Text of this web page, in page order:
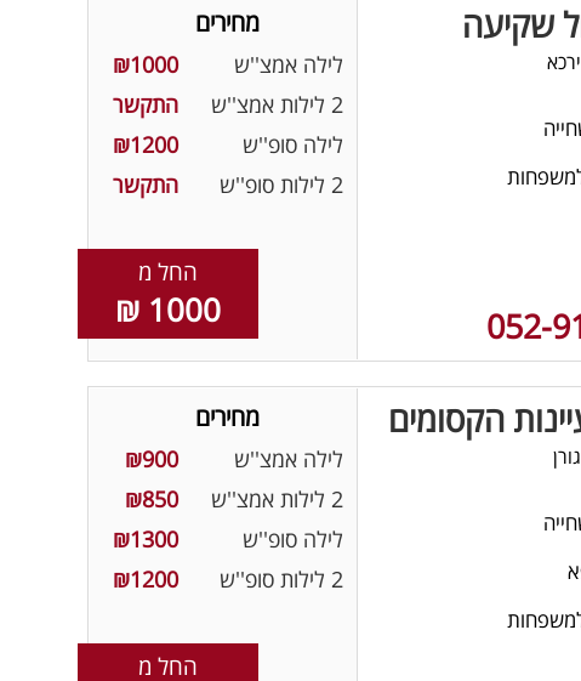
שקיעה
052-
מחירים
לילה אמצ''ש
₪1000
2 לילות אמצ''ש
התקשר
לילה סופ''ש
₪1200
2 לילות סופ''ש
התקשר
החל מ
1000 ₪
הקסומים מחירים
לילה אמצ''ש
₪900
2 לילות אמצ''ש
₪850
לילה סופ''ש
₪1300
2 לילות סופ''ש
₪1200
החל מ